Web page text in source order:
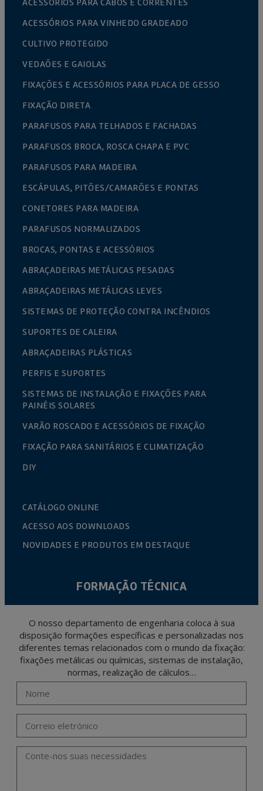
ACESSÓRIOS PARA CABOS E CORRENTES
ACESSÓRIOS PARA VINHEDO GRADEADO
CULTIVO PROTEGIDO
VEDAÕES E GAIOLAS
FIXAÇÕES E ACESSÓRIOS PARA PLACA DE GESSO
FIXAÇÃO DIRETA
PARAFUSOS PARA TELHADOS E FACHADAS
PARAFUSOS BROCA, ROSCA CHAPA E PVC
PARAFUSOS PARA MADEIRA
ESCÁPULAS, PITÕES/CAMARÕES E PONTAS
CONETORES PARA MADEIRA
PARAFUSOS NORMALIZADOS
BROCAS, PONTAS E ACESSÓRIOS
ABRAÇADEIRAS METÁLICAS PESADAS
ABRAÇADEIRAS METÁLICAS LEVES
SISTEMAS DE PROTEÇÃO CONTRA INCÊNDIOS
SUPORTES DE CALEIRA
ABRAÇADEIRAS PLÁSTICAS
PERFIS E SUPORTES
SISTEMAS DE INSTALAÇÃO E FIXAÇÕES PARA
PAINÉIS SOLARES
VARÃO ROSCADO E ACESSÓRIOS DE FIXAÇÃO
FIXAÇÃO PARA SANITÁRIOS E CLIMATIZAÇÃO
DIY
CATÁLOGO ONLINE
ACESSO AOS DOWNLOADS
NOVIDADES E PRODUTOS EM DESTAQUE
FORMAÇÃO TÉCNICA
O nosso departamento de engenharia coloca à sua
disposição formações específicas e personalizadas nos
diferentes temas relacionados com o mundo da fixação:
fixações metálicas ou químicas, sistemas de instalação,
normas, realização de cálculos…